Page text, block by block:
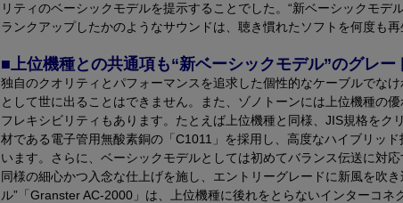
リティのベーシックモデルを提示することでした。“新ベーシックモデ
ランクアップしたかのようなサウンドは、聴き慣れたソフトを何度も再
■上位機種との共通項も“新ベーシックモデル”のグレー
独自のクオリティとパフォーマンスを追求した個性的なケーブルでな
として世に出ることはできません。また、ゾノトーンには上位機種の
フレキシビリティもあります。たとえば上位機種と同様、JIS規格をク
材である電子管用無酸素銅の「C1011」を採用し、高度なハイブリッ
います。さらに、ベーシックモデルとしては初めてバランス伝送に対
同様の細心かつ入念な仕上げを施し、エントリーグレードに新風を吹
ル”「Granster AC-2000」は、上位機種に後れをとらないインターコネ